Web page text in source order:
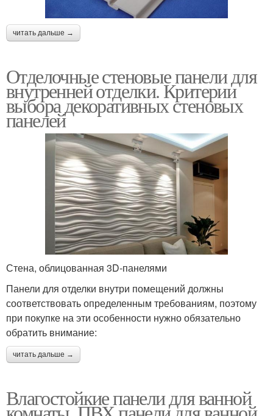
читать дальше →
Отделочные стеновые панели для
внутренней отделки. Критерии
выбора декоративных стеновых
панелей
Стена, облицованная 3D-панелями
Панели для отделки внутри помещений должны
соответствовать определенным требованиям, поэтому
при покупке на эти особенности нужно обязательно
обратить внимание:
читать дальше →
Влагостойкие панели для ванной